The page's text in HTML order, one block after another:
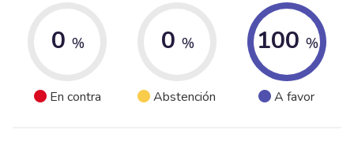
0 %
En contra
0 %
Abstención
100 %
A favor